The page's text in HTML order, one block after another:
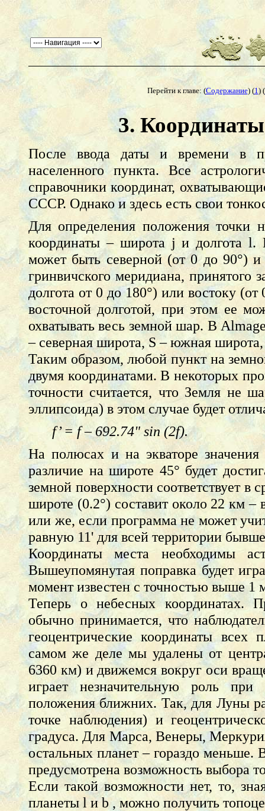
Перейти к главе: (Содержание) (1) (
3.
После ввода даты и времени в
населенного пункта. Все
справочники координат,
СССР. Однако и здесь есть свои
Для определения положения точки
координаты – широта j и долгота l.
может быть северной (от 0 до 90°)
гринвичского меридиана, принятого
долгота от 0 до 180°) или востоку
восточной долготой, при этом ее
охватывать весь земной шар. В
– северная широта, S – южная широта,
Таким образом, любой пункт на
двумя координатами. В некоторых
точности считается, что Земля не
эллипсоида) в этом случае будет
f’ = f – 692.74" sin (2f).
На полюсах и на экваторе
различие на широте 45° будет
земной поверхности соответствует в
широте (0.2°) составит около 22 км –
или же, если программа не может
равную 11' для всей территории
Координаты места необходимы
Вышеупомянутая поправка будет
момент известен с точностью выше 1
Теперь о небесных координатах.
обычно принимается, что
геоцентрические координаты
самом же деле мы удалены от
6360 км) и движемся вокруг оси
играет незначительную роль
положения ближних. Так, для Луны
точке наблюдения) и
градуса. Для Марса, Венеры,
остальных планет – гораздо
предусмотрена возможность выбора
Если такой возможности нет, то,
планеты l и b , можно получить